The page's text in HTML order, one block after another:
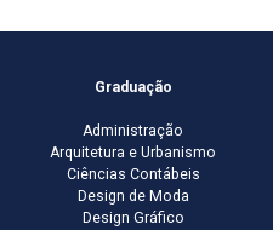
Graduação
Administração
Arquitetura e Urbanismo
Ciências Contábeis
Design de Moda
Design Gráfico